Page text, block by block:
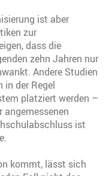
ist aber
zur
dass die
zehn Jahren nur
Andere Studien
in der Regel
platziert werden –
angemessenen
ist
kommt, lässt sich